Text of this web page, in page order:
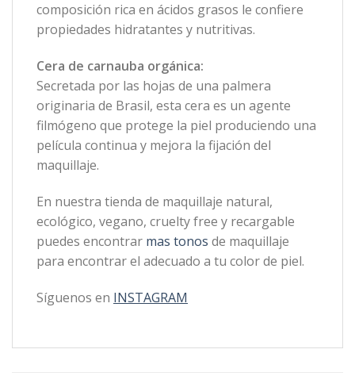
composición rica en ácidos grasos le confiere
propiedades hidratantes y nutritivas.
Cera de carnauba orgánica:
Secretada por las hojas de una palmera
originaria de Brasil, esta cera es un agente
filmógeno que protege la piel produciendo una
película continua y mejora la fijación del
maquillaje.
En nuestra tienda de maquillaje natural,
ecológico, vegano, cruelty free y recargable
puedes encontrar mas tonos de maquillaje
para encontrar el adecuado a tu color de piel.
Síguenos en INSTAGRAM